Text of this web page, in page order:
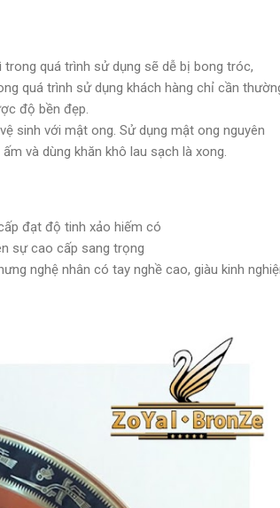
quá trình sử dụng sẽ dễ bị bong tróc,
quá trình sử dụng khách hàng chỉ cần
độ bền đẹp.
sinh với mật ong. Sử dụng mật ong nguyên
và dùng khăn khô lau sạch là xong.
đạt độ tinh xảo hiếm có
sự cao cấp sang trọng
nghệ nhân có tay nghề cao, giàu kinh